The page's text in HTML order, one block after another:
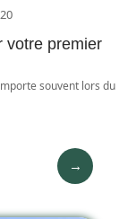
votre premier
souvent lors du